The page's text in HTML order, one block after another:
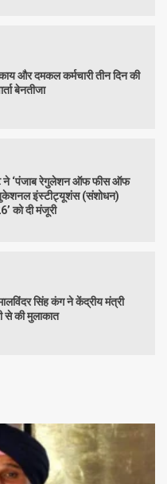
और दमकल कर्मचारी तीन दिन की
बेनतीजा
ने ‘पंजाब रेगुलेशन ऑफ फीस ऑफ
इंस्टीट्यूशंस (संशोधन)
को दी मंजूरी
सिंह कंग ने केंद्रीय मंत्री
से की मुलाकात